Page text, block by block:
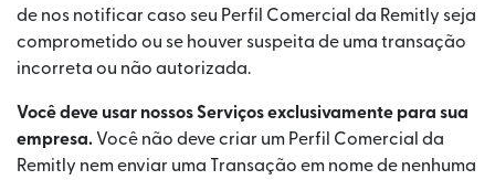
de nos notificar caso seu Perfil Comercial da Remitly seja
comprometido ou se houver suspeita de uma transação
incorreta ou não autorizada.
Você deve usar nossos Serviços exclusivamente para sua
empresa. Você não deve criar um Perfil Comercial da
Remitly nem enviar uma Transação em nome de nenhuma